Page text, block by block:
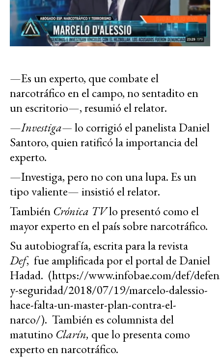
—Es un experto, que combate el
narcotráfico en el campo, no sentadito en
un escritorio—, resumió el relator.
—Investiga—lo corrigió el panelista Daniel
Santoro, quien ratificó la importancia del
experto.
—Investiga, pero no con una lupa. Es un
tipo valiente— insistió el relator.
También Crónica TVlo presentó como el
mayor experto en el país sobre narcotráfico.
Su autobiografía, escrita para la revista
Def, fue amplificada por el portal de Daniel
Hadad. (https://www.infobae.com/def/
y-seguridad/2018/07/19/marcelo-dalessio-
hace-falta-un-master-plan-contra-el-
narco/). También es columnista del
matutino Clarín, que lo presenta como
experto en narcotráfico.